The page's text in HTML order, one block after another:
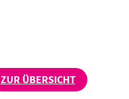
ZUR ÜBERSICHT